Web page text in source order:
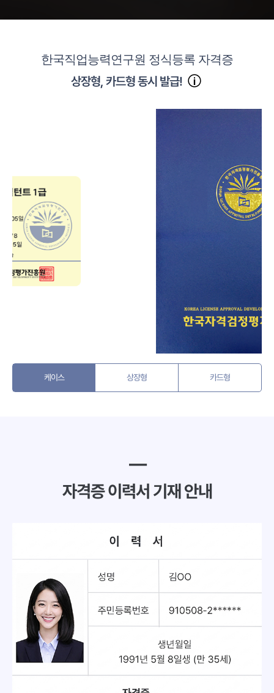
한국직업능력연구원 정식등록 자격증
상장형, 카드형 동시 발급!
케이스 상장형 카드형
━
자격증 이력서 기재 안내